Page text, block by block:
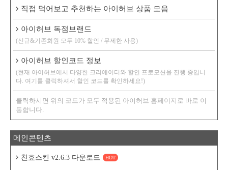
직접 먹어보고 추천하는 아이허브 상품 모음
아이허브 독점브랜드
(신규&기존회원 모두 10% 할인 / 무제한 사용)
아이허브 할인코드 정보
(현재 아이허브에서 다양한 크리에이터와 할인 프로모션을 진행 중입니
다. 여기를 클릭하셔서 할인 코드를 확인하세요!)
클릭하시면 위의 코드가 모두 적용된 아이허브 홈페이지로 바로 이
동합니다.
메인콘텐츠
친효스킨 v2.6.3 다운로드 HOT